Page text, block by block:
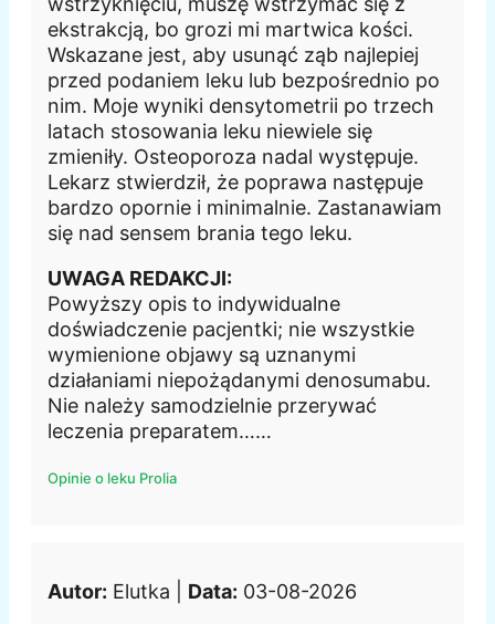
ekstrakcją, bo grozi mi martwica kości.
Wskazane jest, aby usunąć ząb najlepiej
przed podaniem leku lub bezpośrednio po
nim. Moje wyniki densytometrii po trzech
latach stosowania leku niewiele się
zmieniły. Osteoporoza nadal występuje.
Lekarz stwierdził, że poprawa następuje
bardzo opornie i minimalnie. Zastanawiam
się nad sensem brania tego leku.
UWAGA REDAKCJI:
Powyższy opis to indywidualne
doświadczenie pacjentki; nie wszystkie
wymienione objawy są uznanymi
działaniami niepożądanymi denosumabu.
Nie należy samodzielnie przerywać
leczenia preparatem……
Opinie o leku Prolia
Autor: Elutka | Data: 03-08-2026